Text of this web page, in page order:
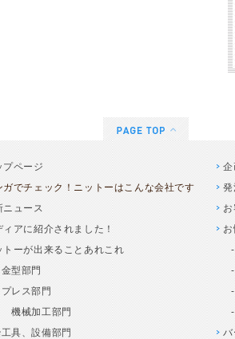
プページ
ガでチェック！ニットーはこんな会社です
ニュース
ィアに紹介されました！
トーが出来ることあれこれ
型部門
レス部門
械加工部門
具、設備部門
企
発
お
お
バ